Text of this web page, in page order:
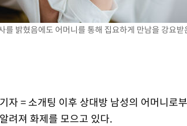
를 밝혔음에도 어머니를 통해 집요하게 만남을 강요
자 = 소개팅 이후 상대방 남성의 어머니로
려져 화제를 모으고 있다.